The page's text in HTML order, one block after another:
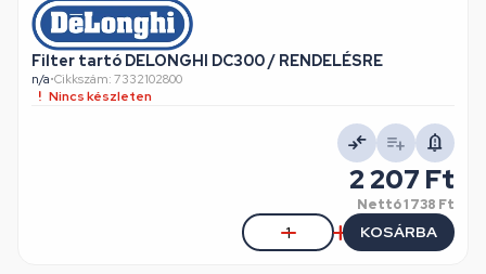
Filter tartó DELONGHI DC300 / RENDELÉSRE
n/a•Cikkszám: 7332102800
Nincs készleten
2 207 Ft
Nettó1 738 Ft
KOSÁRBA